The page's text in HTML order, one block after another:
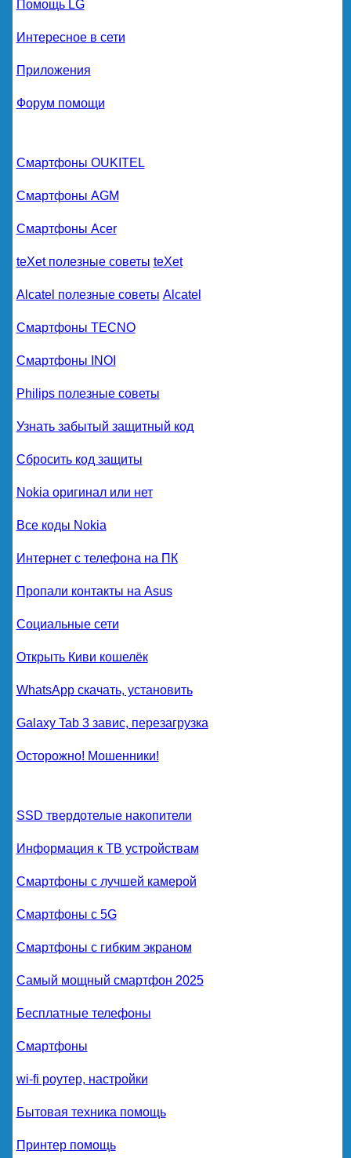
Помощь LG
Интересное в сети
Приложения
Форум помощи
Смартфоны OUKITEL
Смартфоны AGM
Смартфоны Acer
teXet полезные советы teXet
Alcatel полезные советы Alcatel
Смартфоны TECNO
Смартфоны INOI
Philips полезные советы
Узнать забытый защитный код
Сбросить код защиты
Nokia оригинал или нет
Все коды Nokia
Интернет с телефона на ПК
Пропали контакты на Asus
Социальные сети
Открыть Киви кошелёк
WhatsApp скачать, установить
Galaxy Tab 3 завис, перезагрузка
Осторожно! Мошенники!
SSD твердотелые накопители
Информация к ТВ устройствам
Смартфоны с лучшей камерой
Смартфоны с 5G
Смартфоны с гибким экраном
Самый мощный смартфон 2025
Бесплатные телефоны
Смартфоны
wi-fi роутер, настройки
Бытовая техника помощь
Принтер помощь